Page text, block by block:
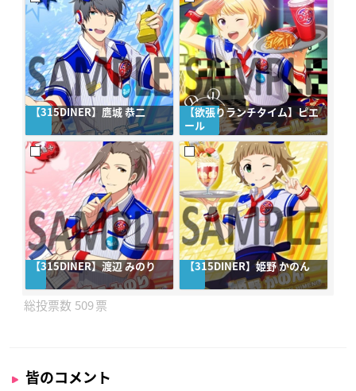
【315DINER】鷹城 恭二
【欲張りランチタイム】ピエ
ール
【315DINER】渡辺 みのり 【315DINER】姫野 かのん
509
皆のコメント